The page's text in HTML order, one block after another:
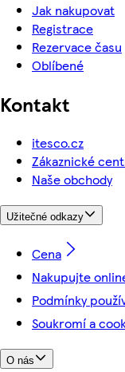
Jak nakupovat
Registrace
Rezervace času
Oblíbené
Kontakt
itesco.cz
Zákaznické
Naše obchody
Užitečné odkazy
Cena
Nakupujte
Podmínky
Soukromí a
O nás